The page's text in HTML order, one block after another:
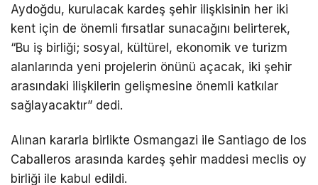
Aydoğdu, kurulacak kardeş şehir ilişkisinin her iki
kent için de önemli fırsatlar sunacağını belirterek,
“Bu iş birliği; sosyal, kültürel, ekonomik ve turizm
alanlarında yeni projelerin önünü açacak, iki şehir
arasındaki ilişkilerin gelişmesine önemli katkılar
sağlayacaktır” dedi.
Alınan kararla birlikte Osmangazi ile Santiago de los
Caballeros arasında kardeş şehir maddesi meclis oy
birliği ile kabul edildi.